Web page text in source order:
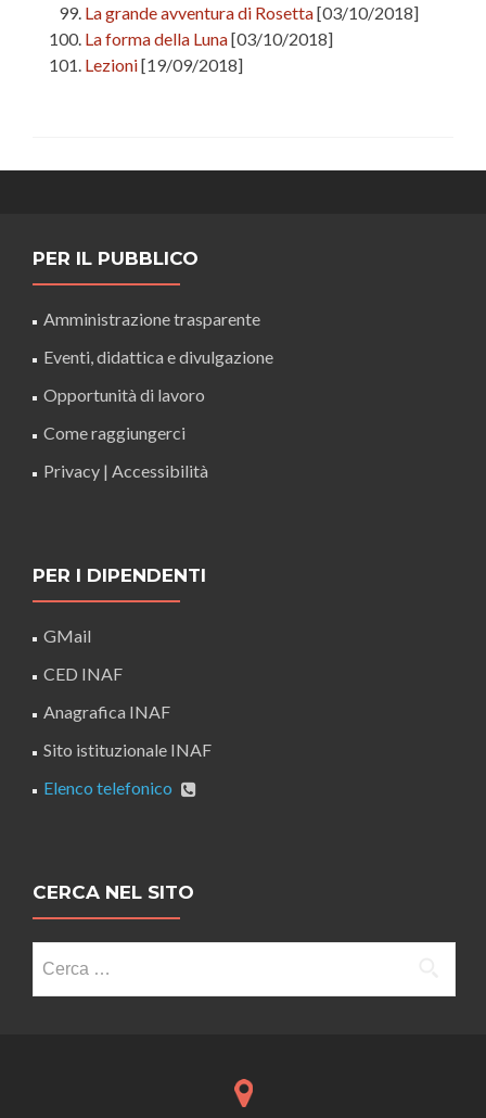
La grande avventura di Rosetta[03/10/2018]
La forma della Luna[03/10/2018]
Lezioni[19/09/2018]
PER IL PUBBLICO
Amministrazione trasparente
Eventi, didattica e divulgazione
Opportunità di lavoro
Come raggiungerci
Privacy | Accessibilità
PER I DIPENDENTI
GMail
CED INAF
Anagrafica INAF
Sito istituzionale INAF
Elenco telefonico
CERCA NEL SITO
per: